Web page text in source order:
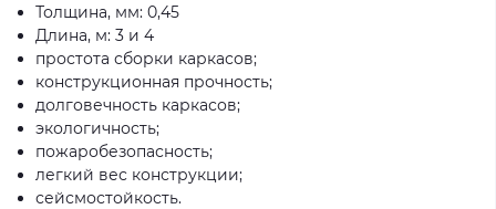
Толщина, мм: 0,45
Длина, м: 3 и 4
простота сборки каркасов;
конструкционная прочность;
долговечность каркасов;
экологичность;
пожаробезопасность;
легкий вес конструкции;
сейсмостойкость.